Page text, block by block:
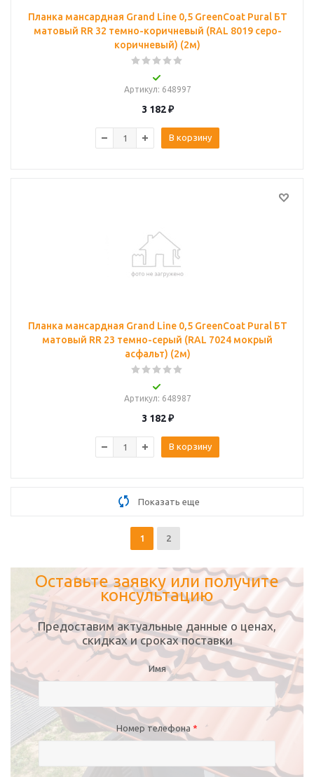
Планка мансардная Grand Line 0,5 GreenCoat Pural БТ
матовый RR 32 темно-коричневый (RAL 8019 серо-
коричневый) (2м)
Артикул: 648997
3 182₽
В корзину
Планка мансардная Grand Line 0,5 GreenCoat Pural БТ
матовый RR 23 темно-серый (RAL 7024 мокрый
асфальт) (2м)
Артикул: 648987
3 182₽
В корзину
Показать еще
1 2
Оставьте заявку или получите
консультацию
Предоставим актуальные данные о ценах,
скидках и сроках поставки
Имя
Номер телефона *